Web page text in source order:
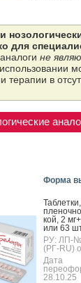
для
не
терапии в
Форма
кой, 2
или 63
РУ: ЛП-
(РГ-RU)
Дата
28.10.25